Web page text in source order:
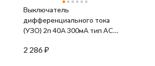
Выключатель
дифференциального тока
(УЗО) 2п 40А 300мА тип AC
2 286₽